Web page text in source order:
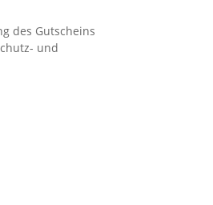
des Gutscheins
und